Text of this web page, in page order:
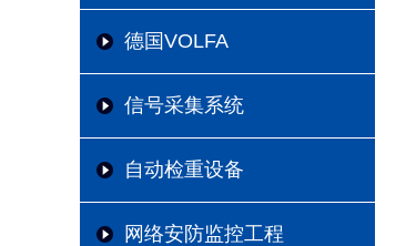
德国VOLFA
信号采集系统
自动检重设备
网络安防监控工程